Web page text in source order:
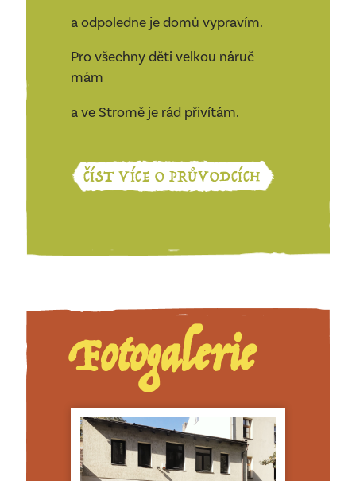
a odpoledne je domů vypravím.
Pro všechny děti velkou náruč
mám
a ve Stromě je rád přivítám.
ČÍST VÍCE O PRŮVODCÍCH
Fotogalerie